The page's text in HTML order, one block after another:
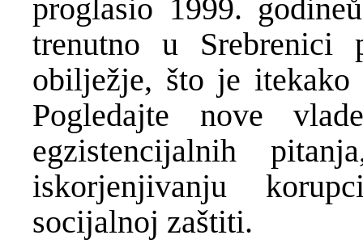
proglasio 1999.
trenutno u Srebrenici
obilježje, što je
Pogledajte nove
egzistencijalnih
iskorjenjivanju
socijalnoj zaštiti.